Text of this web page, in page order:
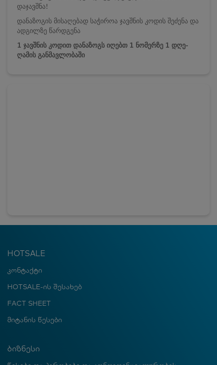
დაჯავშნა!
დანაზოგის მისაღებად საჭიროა ჯავშნის კოდის შეძენა და
ადგილზე წარდგენა
1 ჯავშნის კოდით დანაზოგს იღებთ 1 ნომერზე 1 დღე-
ღამის განმავლობაში
HOTSALE
კონტაქტი
HOTSALE-ის შესახებ
FACT SHEET
მიტანის წესები
ბიზნესი